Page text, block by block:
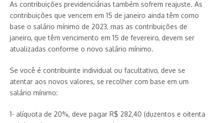
As contribuições previdenciárias também sofrem reajuste. As
contribuições que vencem em 15 de janeiro ainda têm como
base o salário mínimo de 2023, mas as contribuições de
janeiro, que têm vencimento em 15 de fevereiro, devem ser
atualizadas conforme o novo salário mínimo.
Se você é contribuinte individual ou facultativo, deve se
atentar aos novos valores, se recolher com base em um
salário mínimo:
1- alíquota de 20%, deve pagar R$ 282,40 (duzentos e oitenta